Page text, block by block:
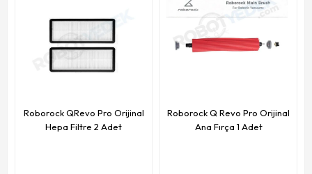
Roborock QRevo Pro Orijinal
Hepa Filtre 2 Adet
Roborock Q Revo Pro Orijinal
Ana Fırça 1 Adet